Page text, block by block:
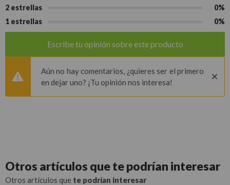
2 estrellas
0%
1 estrellas
0%
Escribe tu opinión sobre este producto
Aún no hay comentarios, ¿quieres ser el primero
en dejar uno? ¡Tu opinión nos interesa!
Otros artículos quete podrían interesar
Otros artículos que te podrían interesar